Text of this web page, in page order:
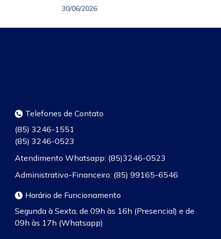
30/06/2026
Telefones de Contato
(85) 3246-1551
(85) 3246-0523
Atendimento Whatsapp: (85)3246-0523
Administrativo-Financeiro: (85) 99165-6546
Horário de Funcionamento
Segunda à Sexta, de 09h às 16h (Presencial) e de
09h às 17h (Whatsapp)